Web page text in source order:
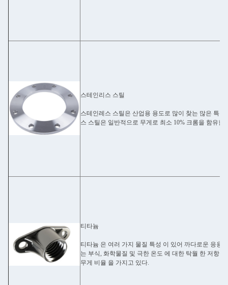
스테인리스 스틸
스테인레스 스틸은 산업용 용도로 많이 찾는 많은 특
스 스틸은 일반적으로 무게로 최소 10% 크롬을 함유합
티타늄
티타늄 은 여러 가지 물질 특성 이 있어 까다로운 응용
는 부식, 화학물질 및 극한 온도 에 대한 탁월 한 저항
무게 비율 을 가지고 있다.